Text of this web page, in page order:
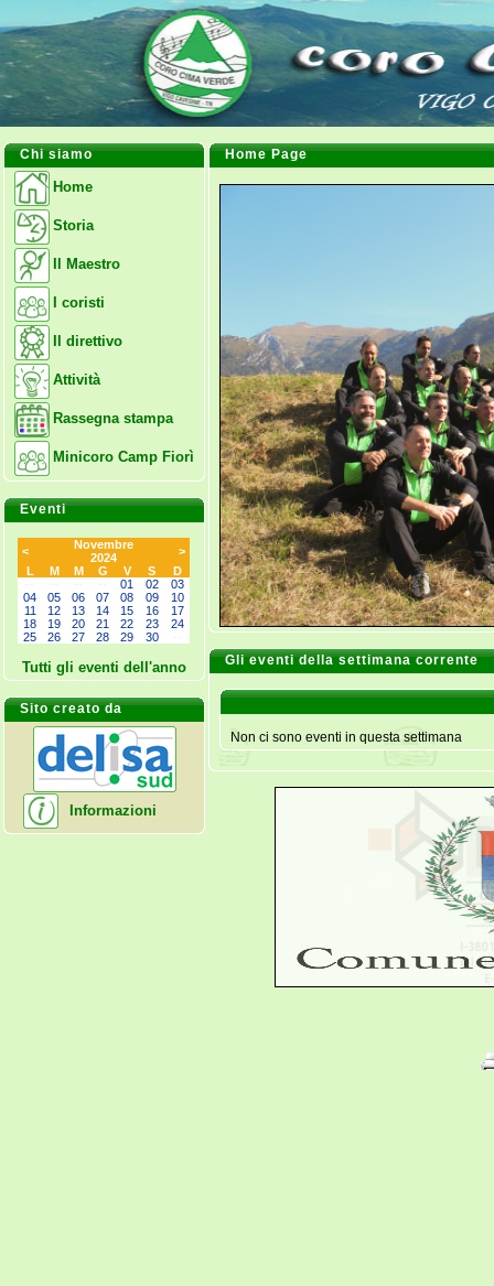
Chi siamo
Home
Storia
Il Maestro
I coristi
Il direttivo
Attività
Rassegna stampa
Minicoro Camp Fiorì
Eventi
<
Novembre
2024
>
L
M M G V S
D
01 02
03
04
05 06 07 08 09
10
11
12 13 14 15 16
17
18
19 20 21 22 23
24
25
26 27 28 29 30
Tutti gli eventi dell'anno
Sito creato da
Informazioni
Home Page
Gli eventi della settimana corrente
Non ci sono eventi in questa settimana